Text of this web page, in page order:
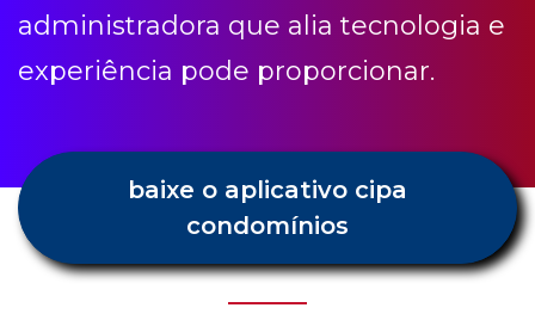
administradora que alia tecnologia e
experiência pode proporcionar.
baixe o aplicativo cipa
condomínios